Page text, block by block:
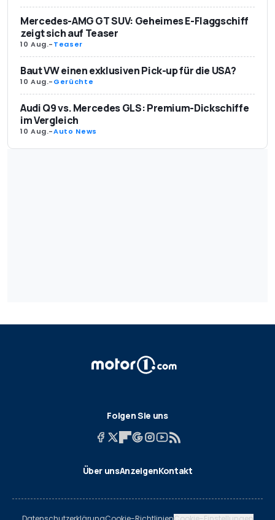
Mercedes-AMG GT SUV: Geheimes E-Flaggschiff
zeigt sich auf Teaser
10 Aug.-Teaser
Baut VW einen exklusiven Pick-up für die USA?
10 Aug.-Gerüchte
Audi Q9 vs. Mercedes GLS: Premium-Dickschiffe
im Vergleich
10 Aug.-Auto News
Folgen Sie uns
Über unsAnzeigenKontakt